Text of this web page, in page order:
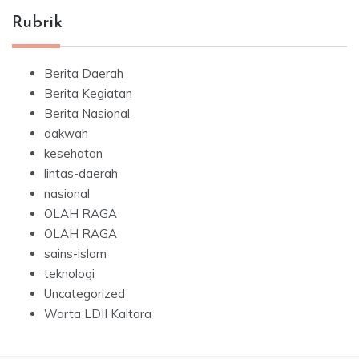
Rubrik
Berita Daerah
Berita Kegiatan
Berita Nasional
dakwah
kesehatan
lintas-daerah
nasional
OLAH RAGA
OLAH RAGA
sains-islam
teknologi
Uncategorized
Warta LDII Kaltara